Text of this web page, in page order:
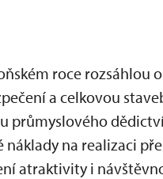
roce rozsáhlou
a celkovou
průmyslového
na realizaci
atraktivity i